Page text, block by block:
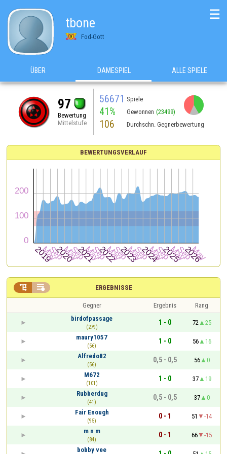
tbone
Fod-Gott
☰
ÜBER DAMESPIEL ALLE SPIELE
97
Bewertung
Mittelstufe
56671 Spiele
41% Gewonnen (23499)
106 Durchschn. Gegnerbewertung
BEWERTUNGSVERLAUF
ERGEBNISSE
 
Gegner Ergebnis
Rang
birdofpassage
(279)
1 - 0 72
25
maury1057
(56)
1 - 0 56
16
Alfredo82
(56)
0,5 - 0,5 56
0
M672
(101)
1 - 0 37
19
Rubberdug
(41)
0,5 - 0,5 37
0
Fair Enough
(95)
0 - 1 51
-14
m n m
(84)
0 - 1 66
-15
bobby vee